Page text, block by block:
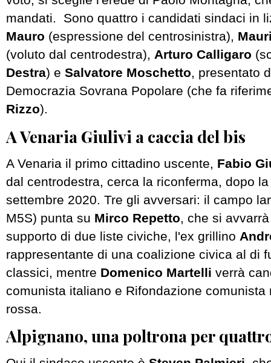
mandati. Sono quattro i candidati sindaci in
Mauro (espressione del centrosinistra),
(voluto dal centrodestra), Arturo Calligaro
Destra) e Salvatore Moschetto, presentato
Democrazia Sovrana Popolare (che fa
Rizzo).
A Venaria Giulivi a caccia del bis
A Venaria il primo cittadino uscente, Fabio
dal centrodestra, cerca la riconferma, dopo
settembre 2020. Tre gli avversari: il campo
M5S) punta su Mirco Repetto , che si
supporto di due liste civiche, l'ex grillino
rappresentante di una coalizione civica al di
classici, mentre Domenico Martelli verrà
comunista italiano e Rifondazione comunista
rossa.
Alpignano, una poltrona per